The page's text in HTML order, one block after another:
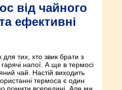
від чайного
ефективні
тих, хто звик брати з
напої. А ще в термосі
чай. Настій виходить
термоса є один
помити всередині. Але ми